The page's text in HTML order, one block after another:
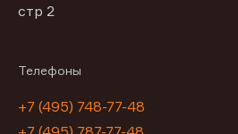
стр 2
Телефоны
+7 (495) 748-77-48